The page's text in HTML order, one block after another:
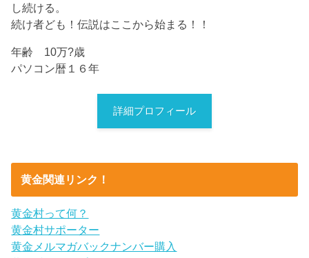
し続ける。
続け者ども！伝説はここから始まる！！
年齢 10万?歳
パソコン暦１６年
詳細プロフィール
黄金関連リンク！
黄金村って何？
黄金村サポーター
黄金メルマガバックナンバー購入